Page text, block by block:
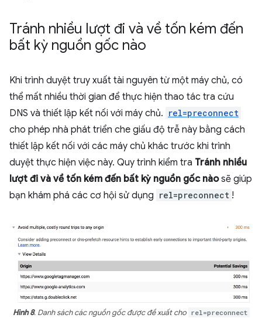
Tránh nhiều lượt đi và về tốn kém đến
bất kỳ nguồn gốc nào
Khi trình duyệt truy xuất tài nguyên từ một máy chủ, có
thể mất nhiều thời gian để thực hiện thao tác tra cứu
DNS và thiết lập kết nối với máy chủ. rel=preconnect
cho phép nhà phát triển che giấu độ trễ này bằng cách
thiết lập kết nối với các máy chủ khác trước khi trình
duyệt thực hiện việc này. Quy trình kiểm tra Tránh nhiều
lượt đi và về tốn kém đến bất kỳ nguồn gốc nàosẽ giúp
bạn khám phá các cơ hội sử dụng rel=preconnect !
Hình 8. Danh sách các nguồn gốc được đề xuất cho rel=preconnect